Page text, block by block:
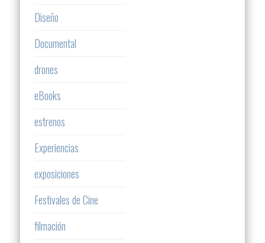
Diseño
Documental
drones
eBooks
estrenos
Experiencias
exposiciones
Festivales de Cine
filmación